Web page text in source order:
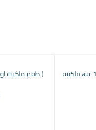
طقم ماكينة اوتوماتيك ) 2ماكينة + 1 كنترول (